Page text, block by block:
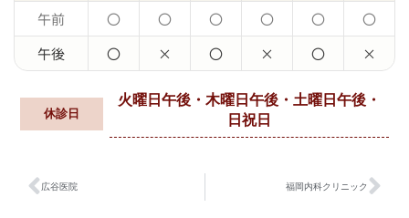
午前 〇 〇 〇 〇 〇
〇
午後
〇 × 〇 × 〇 ×
休診日
火曜日午後・木曜日午後・土曜日午後・
日祝日
広谷医院 福岡内科クリニック